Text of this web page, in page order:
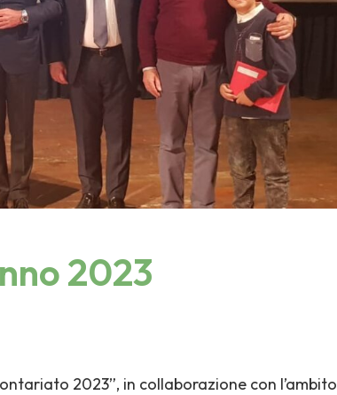
2023
2023”, in collaborazione con l’ambito